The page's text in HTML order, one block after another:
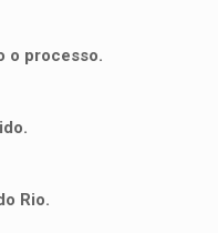
o processo.
Rio.